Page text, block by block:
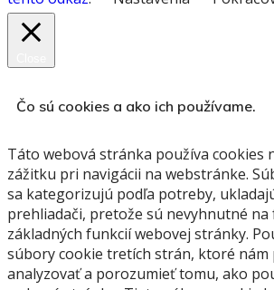
Čo sú cookies a ako ich používame.
Táto webová stránka používa cookies
zážitku pri navigácii na webstránke.
sa kategorizujú podľa potreby,
prehliadači, pretože sú nevyhnutné
základných funkcií webovej stránky.
súbory cookie tretích strán, ktoré nám
analyzovať a porozumieť tomu, ako